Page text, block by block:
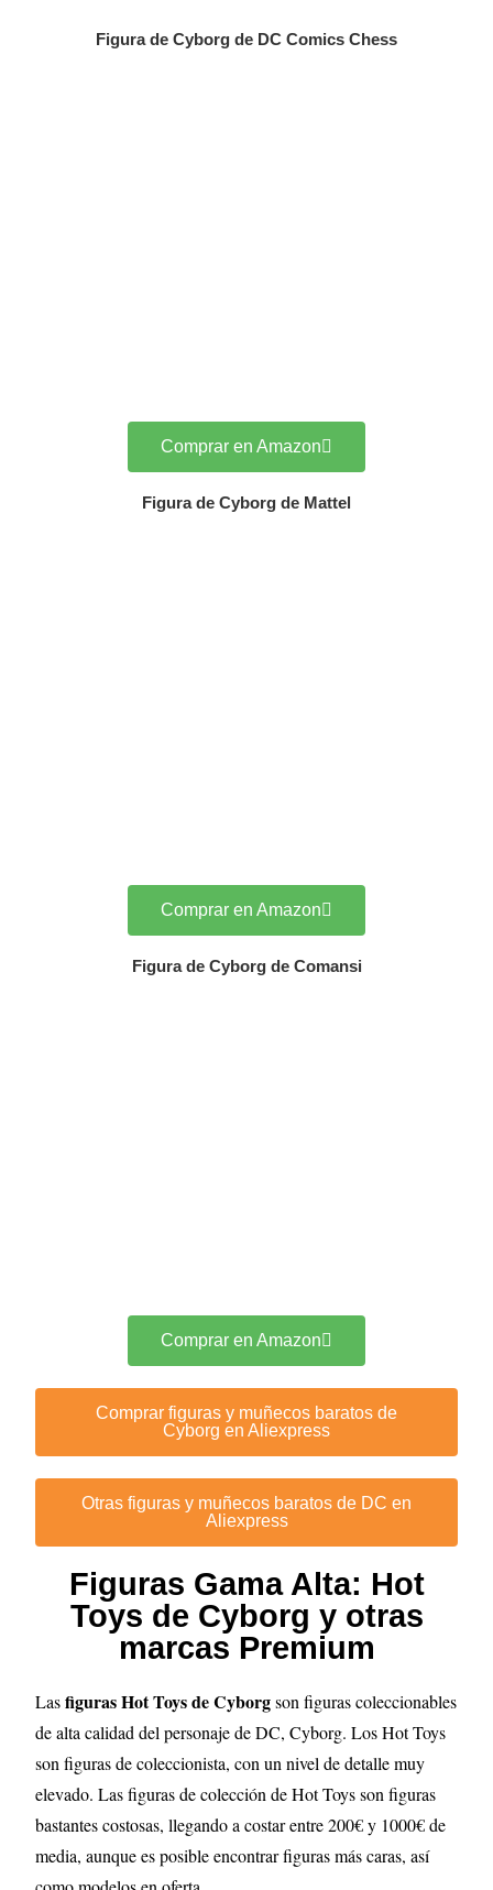
Figura de Cyborg de DC Comics Chess
Comprar en Amazon
Figura de Cyborg de Mattel
Comprar en Amazon
Figura de Cyborg de Comansi
Comprar en Amazon
Comprar figuras y muñecos baratos de
Cyborg en Aliexpress
Otras figuras y muñecos baratos de DC en
Aliexpress
Figuras Gama Alta: Hot
Toys de Cyborg y otras
marcas Premium
Lasfiguras Hot Toys de Cyborgson figuras coleccionables
de alta calidad del personaje de DC, Cyborg. Los Hot Toys
son figuras de coleccionista, con un nivel de detalle muy
elevado. Las figuras de colección de Hot Toys son figuras
bastantes costosas, llegando a costar entre 200€ y 1000€ de
media, aunque es posible encontrar figuras más caras, así